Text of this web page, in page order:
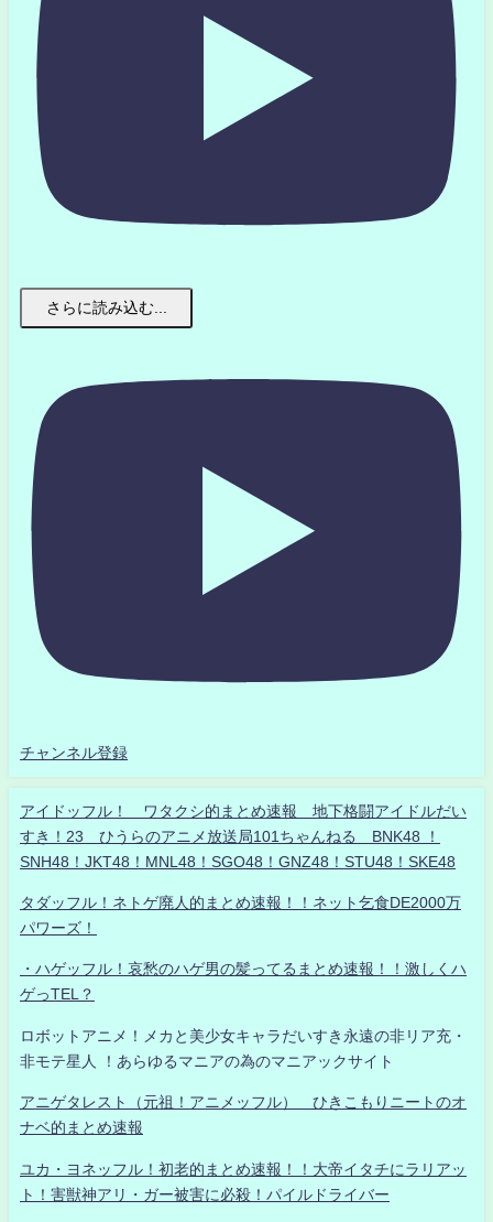
さらに読み込む...
チャンネル登録
アイドッフル！ ワタクシ的まとめ速報 地下格闘アイドルだい
すき！23 ひうらのアニメ放送局101ちゃんねる BNK48 ！
SNH48！JKT48！MNL48！SGO48！GNZ48！STU48！SKE48
タダッフル！ネトゲ廃人的まとめ速報！！ネット乞食DE2000万
パワーズ！
・ハゲッフル！哀愁のハゲ男の髪ってるまとめ速報！！激しくハ
ゲっTEL？
ロボットアニメ！メカと美少女キャラだいすき永遠の非リア充・
非モテ星人 ！あらゆるマニアの為のマニアックサイト
アニゲタレスト（元祖！アニメッフル） ひきこもりニートのオ
ナベ的まとめ速報
ユカ・ヨネッフル！初老的まとめ速報！！大帝イタチにラリアッ
ト！害獣神アリ・ガー被害に必殺！パイルドライバー